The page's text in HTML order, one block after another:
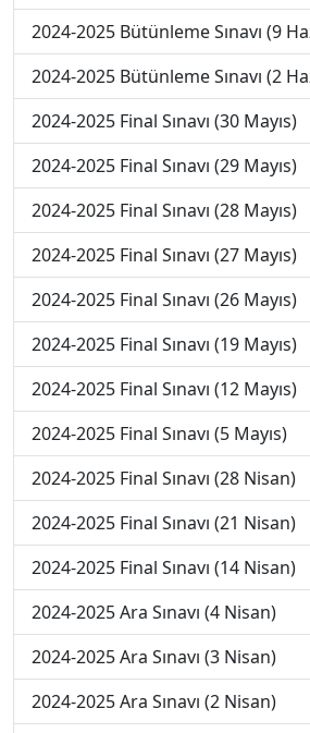
2024-2025 Bütünleme Sınavı (9
2024-2025 Bütünleme Sınavı (2
2024-2025 Final Sınavı (30 Mayıs)
2024-2025 Final Sınavı (29 Mayıs)
2024-2025 Final Sınavı (28 Mayıs)
2024-2025 Final Sınavı (27 Mayıs)
2024-2025 Final Sınavı (26 Mayıs)
2024-2025 Final Sınavı (19 Mayıs)
2024-2025 Final Sınavı (12 Mayıs)
2024-2025 Final Sınavı (5 Mayıs)
2024-2025 Final Sınavı (28 Nisan)
2024-2025 Final Sınavı (21 Nisan)
2024-2025 Final Sınavı (14 Nisan)
2024-2025 Ara Sınavı (4 Nisan)
2024-2025 Ara Sınavı (3 Nisan)
2024-2025 Ara Sınavı (2 Nisan)